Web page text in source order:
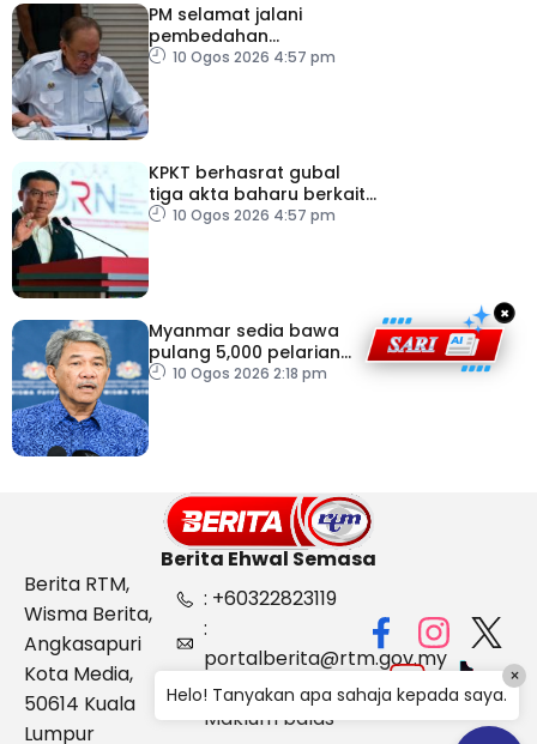
PM selamat jalani
pembedahan
laparoskopi rawat hernia
10 Ogos 2026 4:57 pm
KPKT berhasrat gubal
tiga akta baharu berkait
perumahan
10 Ogos 2026 4:57 pm
Myanmar sedia bawa
pulang 5,000 pelarian
guna kapal
10 Ogos 2026 2:18 pm
×
Berita Ehwal Semasa
Berita RTM,
Wisma Berita,
Angkasapuri
Kota Media,
50614 Kuala
Lumpur
: +60322823119
:
portalberita@rtm.gov.my
: Aduan &
Maklum balas
Helo! Tanyakan apa sahaja kepada saya.
×